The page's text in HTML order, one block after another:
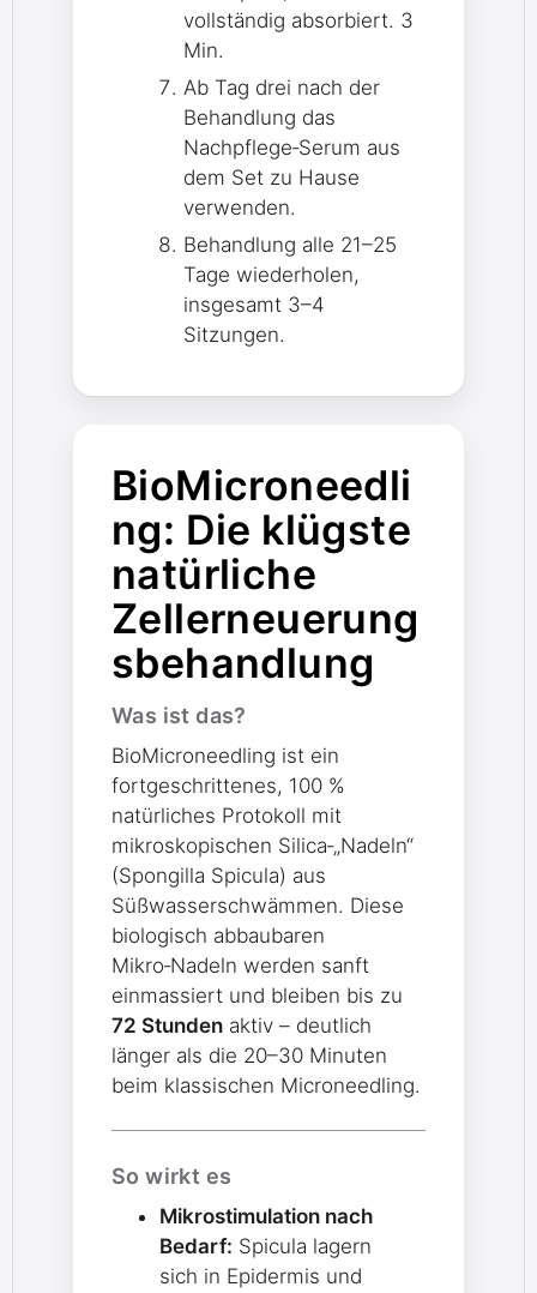
vollständig absorbiert. 3
Min.
Ab Tag drei nach der
Behandlung das
Nachpflege‑Serum aus
dem Set zu Hause
verwenden.
Behandlung alle 21–25
Tage wiederholen,
insgesamt 3–4
Sitzungen.
BioMicroneedli
ng: Die klügste
natürliche
Zellerneuerung
sbehandlung
Was ist das?
BioMicroneedling ist ein
fortgeschrittenes, 100 %
natürliches Protokoll mit
mikroskopischen Silica‑„Nadeln“
(Spongilla Spicula) aus
Süßwasserschwämmen. Diese
biologisch abbaubaren
Mikro‑Nadeln werden sanft
einmassiert und bleiben bis zu
72 Stunden aktiv – deutlich
länger als die 20–30 Minuten
beim klassischen Microneedling.
So wirkt es
Mikrostimulation nach
Bedarf: Spicula lagern
sich in Epidermis und